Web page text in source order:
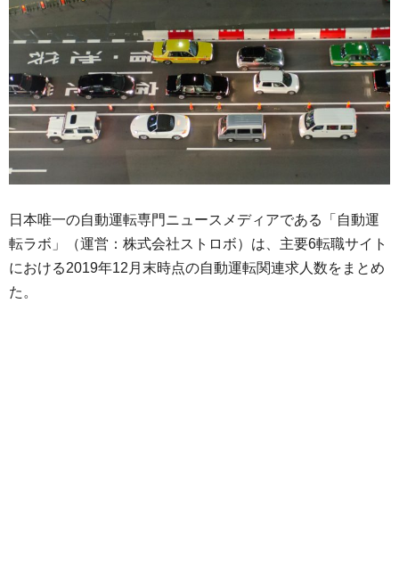
日本唯一の自動運転専門ニュースメディアである「自動運
転ラボ」（運営：株式会社ストロボ）は、主要6転職サイト
における2019年12月末時点の自動運転関連求人数をまとめ
た。